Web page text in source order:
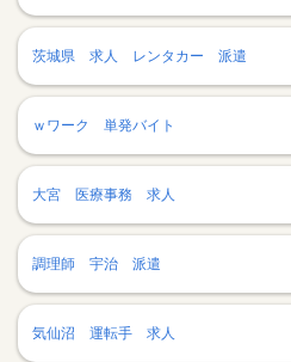
茨城県 求人 レンタカー 派遣
ｗワーク 単発バイト
大宮 医療事務 求人
調理師 宇治 派遣
気仙沼 運転手 求人